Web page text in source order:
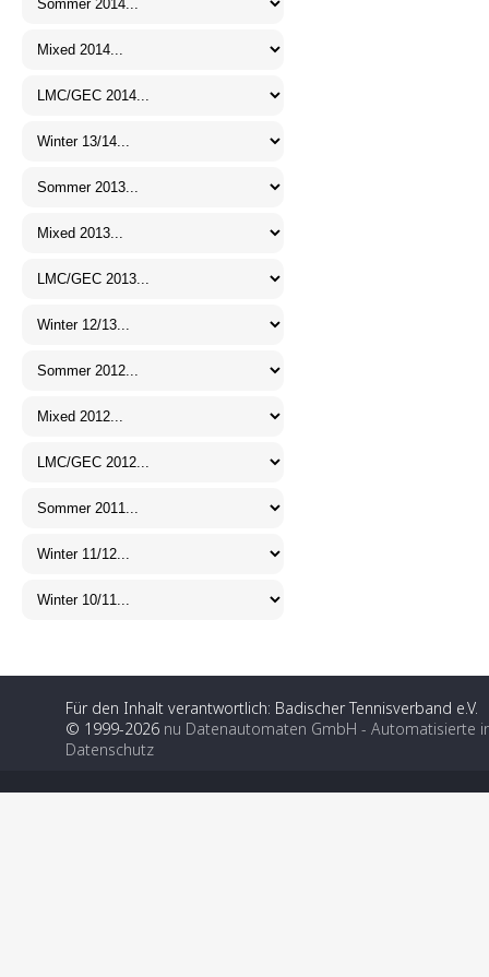
Für den Inhalt verantwortlich: Badischer Tennisverband e.V.
© 1999-2026 nu Datenautomaten GmbH - Automatisierte
Datenschutz